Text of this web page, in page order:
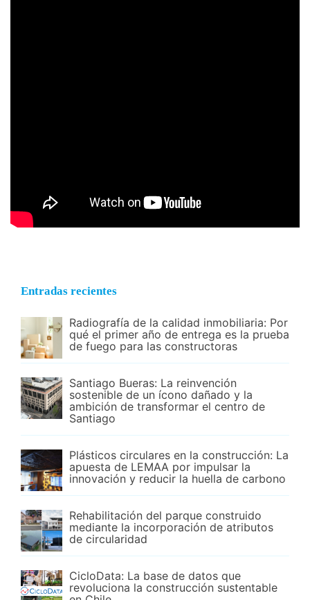
Entradas recientes
Radiografía de la calidad inmobiliaria: Por
qué el primer año de entrega es la prueba
de fuego para las constructoras
Santiago Bueras: La reinvención
sostenible de un ícono dañado y la
ambición de transformar el centro de
Santiago
Plásticos circulares en la construcción: La
apuesta de LEMAA por impulsar la
innovación y reducir la huella de carbono
Rehabilitación del parque construido
mediante la incorporación de atributos
de circularidad
CicloData: La base de datos que
revoluciona la construcción sustentable